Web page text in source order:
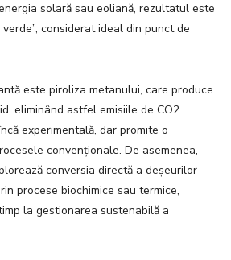
solară sau eoliană, rezultatul este
considerat ideal din punct de
este piroliza metanului, care produce
eliminând astfel emisiile de CO2.
experimentală, dar promite o
convenționale. De asemenea,
conversia directă a deșeurilor
procese biochimice sau termice,
la gestionarea sustenabilă a